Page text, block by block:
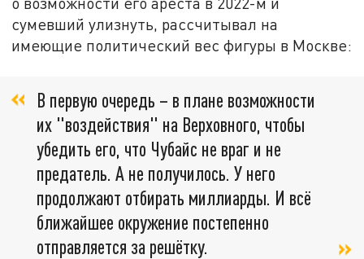
сумевший улизнуть, рассчитывал на
имеющие политический вес фигуры в Москве:
В первую очередь – в плане возможности
их "воздействия" на Верховного, чтобы
убедить его, что Чубайс не враг и не
предатель. А не получилось. У него
продолжают отбирать миллиарды. И всё
ближайшее окружение постепенно
отправляется за решётку.